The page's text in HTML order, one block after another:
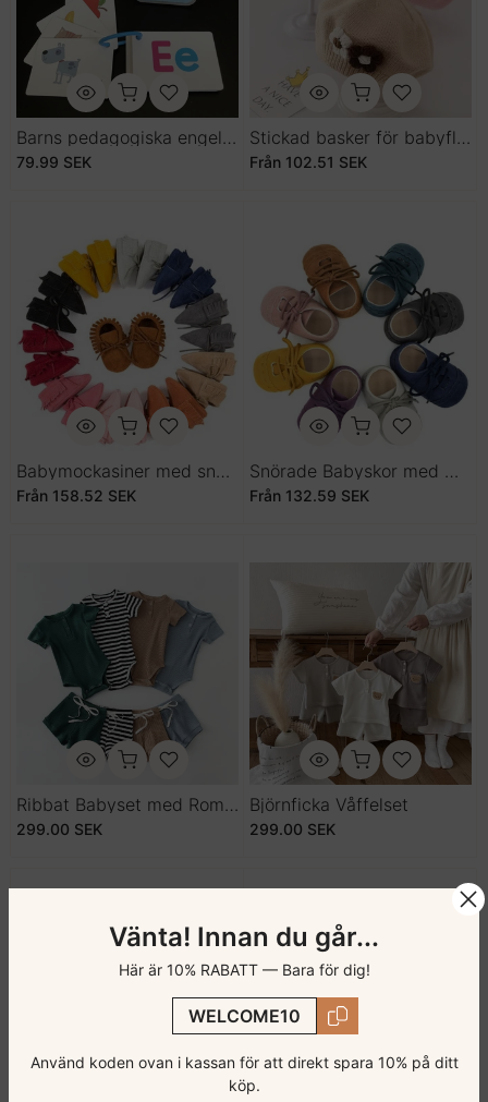
Vänta! Innan du går...
Här är 10% RABATT — Bara för dig!
WELCOME10
Använd koden ovan i kassan för att direkt spara 10% på ditt
köp.
Barns pedagogiska engelska inlärningskort
79.99 SEK
Stickad basker för babyflicka
Från 102.51 SEK
Babymockasiner med snörning
Från 158.52 SEK
Snörade Babyskor med Mjuk Sula – Unisex Småbarnsskor för Vår & Höst
Från 132.59 SEK
Ribbat Babyset med Romper och Shorts
299.00 SEK
Björnficka Våffelset
299.00 SEK